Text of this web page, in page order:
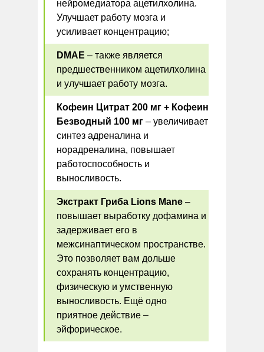
нейромедиатора ацетилхолина.
Улучшает работу мозга и
усиливает концентрацию;
DMAE – также является
предшественником ацетилхолина
и улучшает работу мозга.
Кофеин Цитрат 200 мг + Кофеин
Безводный 100 мг – увеличивает
синтез адреналина и
норадреналина, повышает
работоспособность и
выносливость.
Экстракт Гриба Lions Mane –
повышает выработку дофамина и
задерживает его в
межсинаптическом пространстве.
Это позволяет вам дольше
сохранять концентрацию,
физическую и умственную
выносливость. Ещё одно
приятное действие –
эйфорическое.